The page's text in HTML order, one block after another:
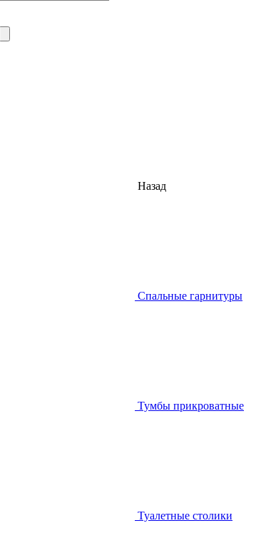
Назад
Спальные гарнитуры
Тумбы прикроватные
Туалетные столики